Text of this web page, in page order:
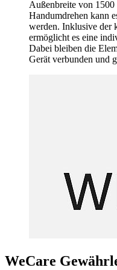
Außenbreite von
Handumdrehen kann
werden. Inklusive der
ermöglicht es eine
Dabei bleiben die
Gerät verbunden und
WeCare